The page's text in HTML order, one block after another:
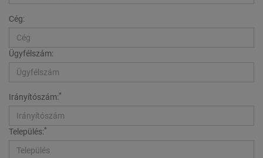
Cég:
Ügyfélszám:
Irányítószám:*
Település:*